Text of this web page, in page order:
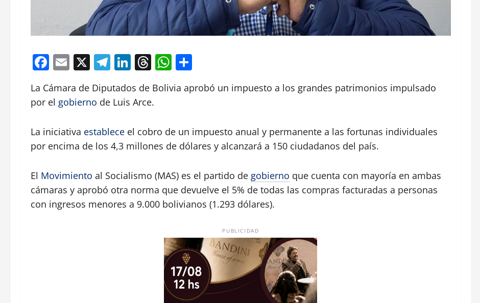
Facebook
Email
X Telegram
LinkedIn
Threads
WhatsApp
La Cámara de Diputados de Bolivia aprobó un impuesto a los grandes patrimonios impulsado
por el gobierno de Luis Arce.
La iniciativa establece el cobro de un impuesto anual y permanente a las fortunas individuales
por encima de los 4,3 millones de dólares y alcanzará a 150 ciudadanos del país.
El Movimiento al Socialismo (MAS) es el partido de gobierno que cuenta con mayoría en ambas
cámaras y aprobó otra norma que devuelve el 5% de todas las compras facturadas a personas
con ingresos menores a 9.000 bolivianos (1.293 dólares).
PUBLICIDAD